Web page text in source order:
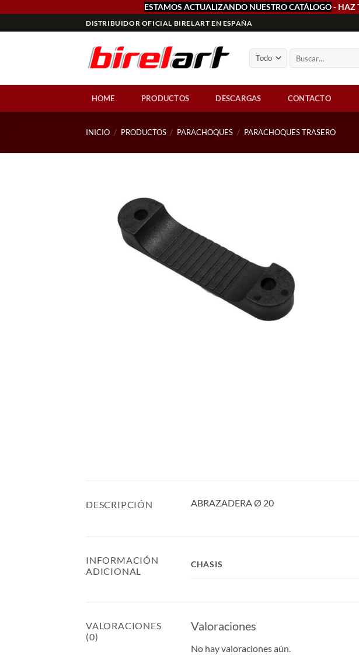
ESTAMOS ACTUALIZANDO NUESTRO CATÁLOGO- HAZ
al
DISTRIBUIDOR OFICIAL BIRELART EN ESPAÑA
HOME PRODUCTOS DESCARGAS CONTACTO
INICIO / PRODUCTOS / PARACHOQUES / PARACHOQUES TRASERO
DESCRIPCIÓN ABRAZADERA Ø 20
INFORMACIÓN
ADICIONAL
CHASIS
VALORACIONES
(0)
Valoraciones
No hay valoraciones aún.